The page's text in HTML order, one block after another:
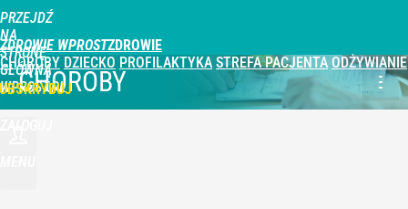
PRZEJDŹ
NA
STRONĘ
GŁÓWNĄ
WPROST.PL
ZDROWIE WPROST
CHOROBY DZIECKO PROFILAKTYKA STREFA PACJENTA ODŻYWIANIE
CHOROBY